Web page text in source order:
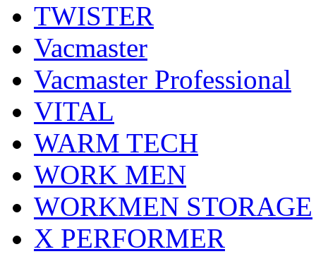
TWISTER
Vacmaster
Vacmaster Professional
VITAL
WARM TECH
WORK MEN
WORKMEN STORAGE
X PERFORMER